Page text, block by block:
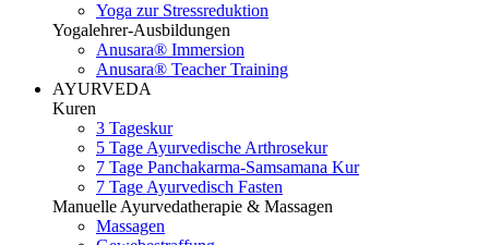
Yoga zur Stressreduktion
Yogalehrer-Ausbildungen
Anusara® Immersion
Anusara® Teacher Training
AYURVEDA
Kuren
3 Tageskur
5 Tage Ayurvedische Arthrosekur
7 Tage Panchakarma-Samsamana Kur
7 Tage Ayurvedisch Fasten
Manuelle Ayurvedatherapie & Massagen
Massagen